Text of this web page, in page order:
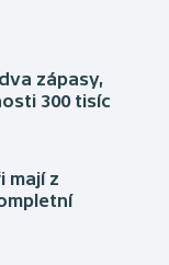
zápasy,
300 tisíc
mají z